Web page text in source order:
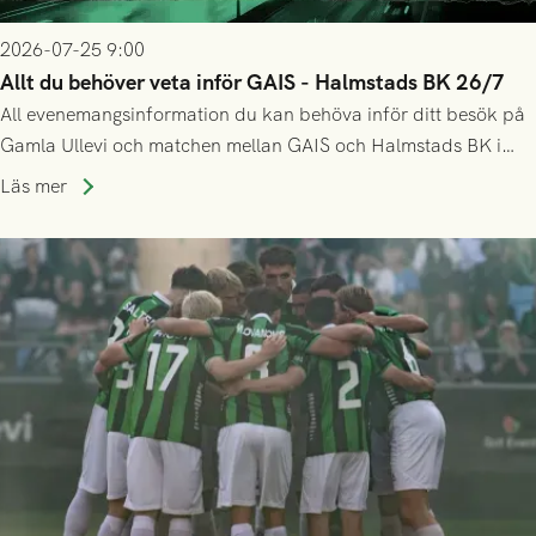
2026-07-25 9:00
Allt du behöver veta inför GAIS - Halmstads BK 26/7
All evenemangsinformation du kan behöva inför ditt besök på
Gamla Ullevi och matchen mellan GAIS och Halmstads BK i
Allsvenskan! Avspark kl 16.30 på söndag 26/7.
Läs mer